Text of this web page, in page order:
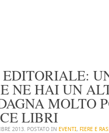
NE HAI UN
MOLTO
LIBRI
2013. POSTATO IN EVENTI, FIERE E